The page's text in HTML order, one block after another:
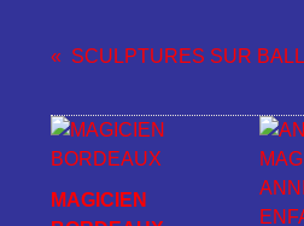
MAGICIEN